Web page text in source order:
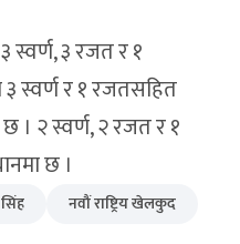
स्वर्ण, ३ रजत र १
३ स्वर्ण र १ रजतसहित
। २ स्वर्ण, २ रजत र १
छ ।
नवौं राष्ट्रिय खेलकुद